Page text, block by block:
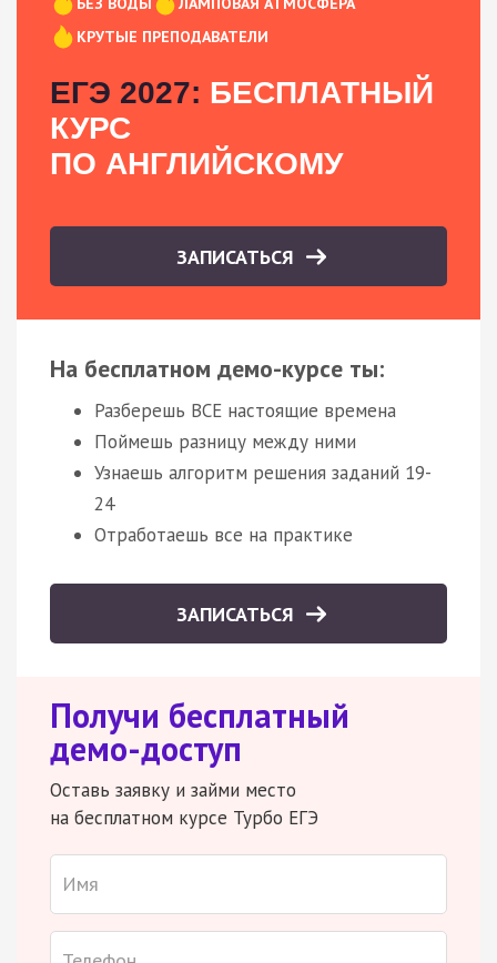
КРУТЫЕ ПРЕПОДАВАТЕЛИ
ЕГЭ 2027: БЕСПЛАТНЫЙ
КУРС
ПО АНГЛИЙСКОМУ
ЗАПИСАТЬСЯ
На бесплатном демо-курсе ты:
Разберешь ВСЕ настоящие времена
Поймешь разницу между ними
Узнаешь алгоритм решения заданий 19-
24
Отработаешь все на практике
ЗАПИСАТЬСЯ
Получи бесплатный
демо-доступ
Оставь заявку и займи место
на бесплатном курсе Турбо ЕГЭ